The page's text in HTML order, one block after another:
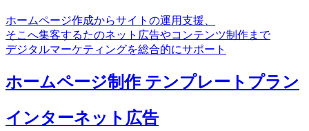
ホームページ作成からサイトの運用支援、
そこへ集客するたのネット広告やコンテンツ制作まで
デジタルマーケティングを総合的にサポート
ホームページ制作 テンプレートプラン
インターネット広告